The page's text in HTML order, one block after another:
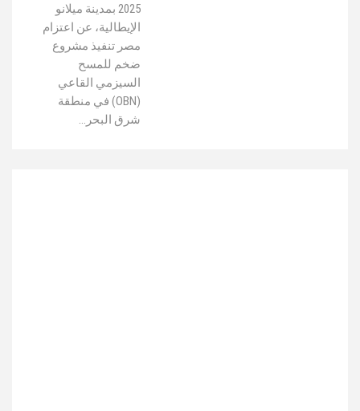
2025 بمدينة ميلانو
الإيطالية، عن اعتزام
مصر تنفيذ مشروع
ضخم للمسح
السيزمي القاعي
(OBN) في منطقة
شرق البحر…